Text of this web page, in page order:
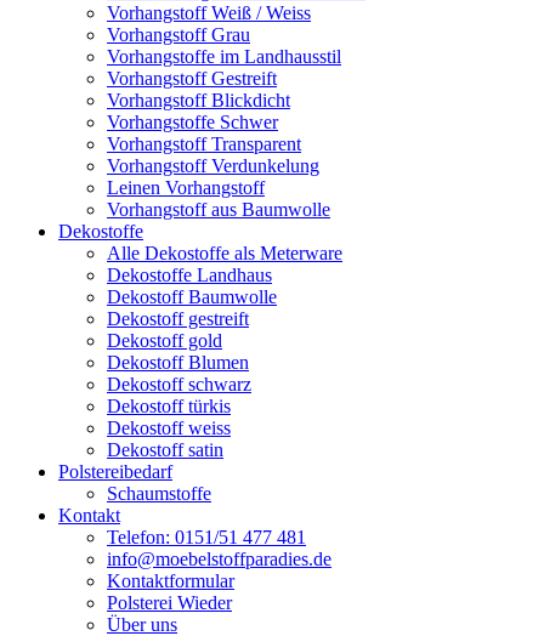
Vorhangstoff Weiß / Weiss
Vorhangstoff Grau
Vorhangstoffe im Landhausstil
Vorhangstoff Gestreift
Vorhangstoff Blickdicht
Vorhangstoffe Schwer
Vorhangstoff Transparent
Vorhangstoff Verdunkelung
Leinen Vorhangstoff
Vorhangstoff aus Baumwolle
Dekostoffe
Alle Dekostoffe als Meterware
Dekostoffe Landhaus
Dekostoff Baumwolle
Dekostoff gestreift
Dekostoff gold
Dekostoff Blumen
Dekostoff schwarz
Dekostoff türkis
Dekostoff weiss
Dekostoff satin
Polstereibedarf
Schaumstoffe
Kontakt
Telefon: 0151/51 477 481
info@moebelstoffparadies.de
Kontaktformular
Polsterei Wieder
Über uns